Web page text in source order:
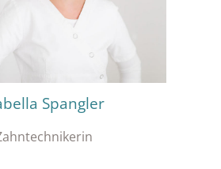
Spangler